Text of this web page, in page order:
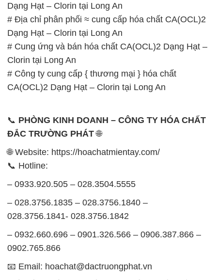
Dạng Hạt – Clorin tại Long An
# Địa chỉ phân phối ≈ cung cấp hóa chất CA(OCL)2
Dạng Hạt – Clorin tại Long An
# Cung ứng và bán hóa chất CA(OCL)2 Dạng Hạt –
Clorin tại Long An
# Công ty cung cấp { thương mại } hóa chất
CA(OCL)2 Dạng Hạt – Clorin tại Long An
📞 PHÒNG KINH DOANH – CÔNG TY HÓA CHẤT
ĐẮC TRƯỜNG PHÁT🌐
🌐 Website: https://hoachatmientay.com/
📞 Hotline:
– 0933.920.505 – 028.3504.5555
– 028.3756.1835 – 028.3756.1840 –
028.3756.1841- 028.3756.1842
– 0932.660.696 – 0901.326.566 – 0906.387.866 –
0902.765.866
📧 Email: hoachat@dactruongphat.vn